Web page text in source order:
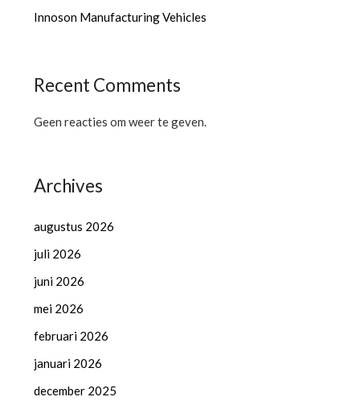
Innoson Manufacturing Vehicles
Recent Comments
Geen reacties om weer te geven.
Archives
augustus 2026
juli 2026
juni 2026
mei 2026
februari 2026
januari 2026
december 2025